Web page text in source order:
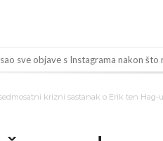
sve objave s Instagrama nakon što
krizni sastanak o Erik ten Hag-u